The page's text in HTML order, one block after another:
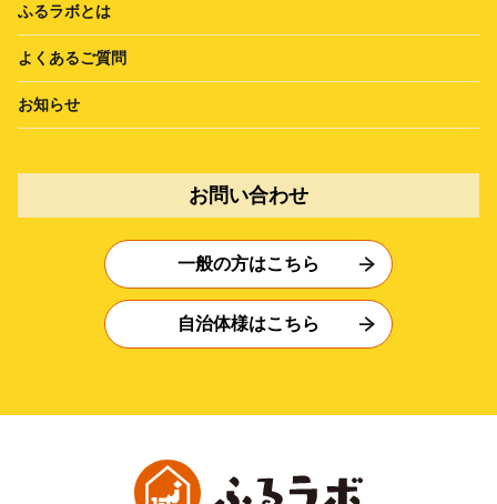
ふるラボとは
よくあるご質問
お知らせ
お問い合わせ
一般の方はこちら
自治体様はこちら